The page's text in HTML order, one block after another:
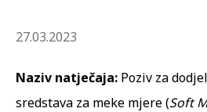
27.03.2023
Naziv natječaja: Poziv za
sredstava za meke mjere (Soft